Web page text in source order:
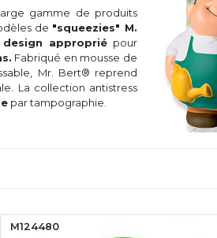
gamme de produits
de "squeezies" M.
design appropriépour
Fabriqué en mousse de
Mr. Bert® reprend
La collection antistress
par tampographie.
M124480